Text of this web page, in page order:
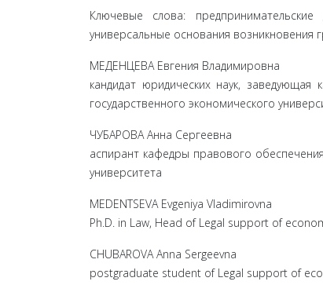
Ключевые слова:
универсальные основания возникновения
МЕДЕНЦЕВА Евгения Владимировна
кандидат юридических наук,
государственного экономического
ЧУБАРОВА Анна Сергеевна
аспирант кафедры правового
университета
MEDENTSEVA Evgeniya Vladimirovna
Ph.D. in Law, Head of Legal support of
CHUBAROVA Anna Sergeevna
postgraduate student of Legal support of